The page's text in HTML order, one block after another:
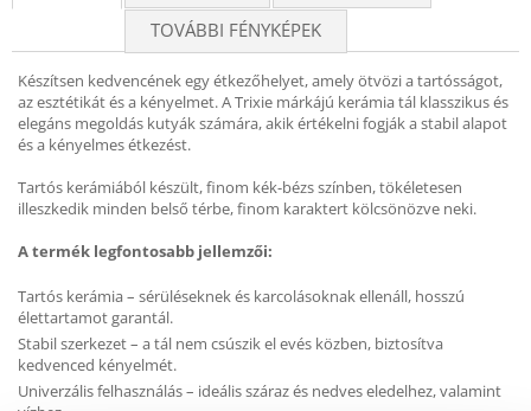
TOVÁBBI FÉNYKÉPEK
Készítsen kedvencének egy étkezőhelyet, amely ötvözi a tartósságot,
az esztétikát és a kényelmet. A Trixie márkájú kerámia tál klasszikus és
elegáns megoldás kutyák számára, akik értékelni fogják a stabil alapot
és a kényelmes étkezést.
Tartós kerámiából készült, finom kék-bézs színben, tökéletesen
illeszkedik minden belső térbe, finom karaktert kölcsönözve neki.
A termék legfontosabb jellemzői:
Tartós kerámia – sérüléseknek és karcolásoknak ellenáll, hosszú
élettartamot garantál.
Stabil szerkezet – a tál nem csúszik el evés közben, biztosítva
kedvenced kényelmét.
Univerzális felhasználás – ideális száraz és nedves eledelhez, valamint